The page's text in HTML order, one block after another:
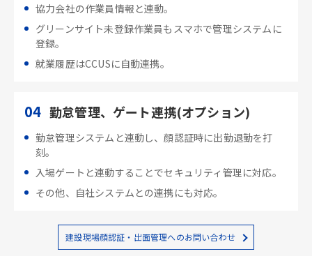
協力会社の作業員情報と連動。
グリーンサイト未登録作業員もスマホで管理システムに
登録。
就業履歴はCCUSに自動連携。
04 勤怠管理、ゲート連携(オプション)
勤怠管理システムと連動し、顔認証時に出勤退勤を打
刻。
入場ゲートと連動することでセキュリティ管理に対応。
その他、自社システムとの連携にも対応。
建設現場顔認証・出面管理へのお問い合わせ